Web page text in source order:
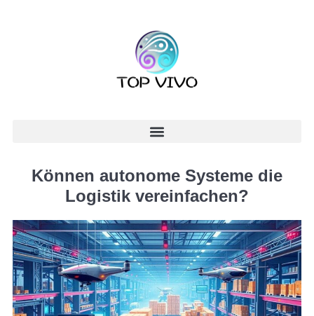
Können autonome Systeme die
Logistik vereinfachen?